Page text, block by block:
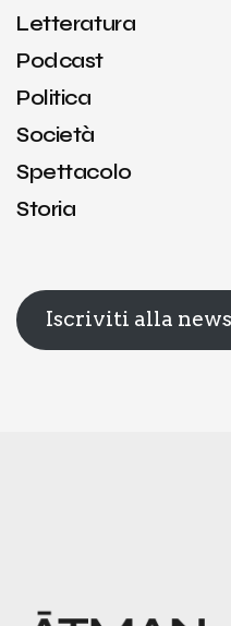
Letteratura
Podcast
Politica
Società
Spettacolo
Storia
Iscriviti alla